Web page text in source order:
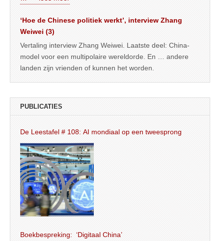
‘Hoe de Chinese politiek werkt’, interview Zhang
Weiwei (3)
Vertaling interview Zhang Weiwei. Laatste deel: China-
model voor een multipolaire wereldorde. En … andere
landen zijn vrienden of kunnen het worden.
PUBLICATIES
De Leestafel # 108: AI mondiaal op een tweesprong
Boekbespreking: ‘Digitaal China’